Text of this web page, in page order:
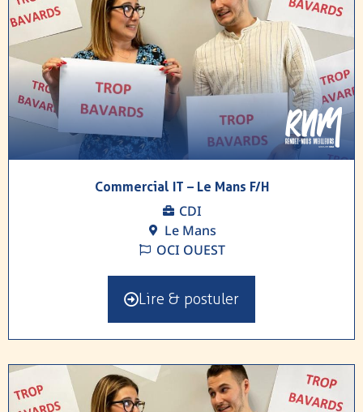
Commercial IT – Le Mans F/H
CDI
Le Mans
OCI OUEST
Lire & postuler